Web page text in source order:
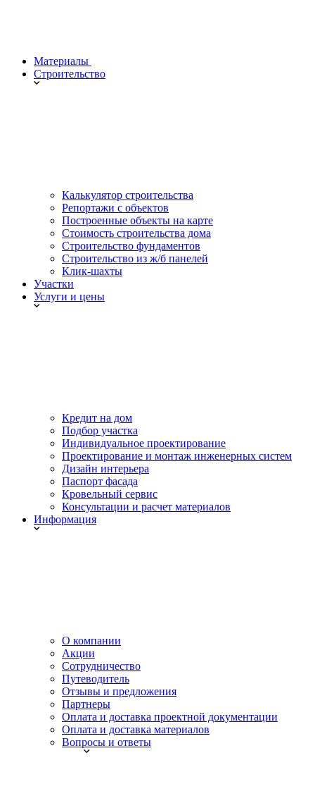
Материалы
Строительство
Калькулятор строительства
Репортажи с объектов
Построенные объекты на карте
Стоимость строительства дома
Строительство фундаментов
Строительство из ж/б панелей
Клик-шахты
Участки
Услуги и цены
Кредит на дом
Подбор участка
Индивидуальное проектирование
Проектирование и монтаж инженерных систем
Дизайн интерьера
Паспорт фасада
Кровельный сервис
Консультации и расчет материалов
Информация
О компании
Акции
Сотрудничество
Путеводитель
Отзывы и предложения
Партнеры
Оплата и доставка проектной документации
Оплата и доставка материалов
Вопросы и ответы